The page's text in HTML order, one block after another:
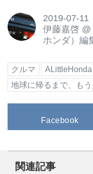
2019-07-11
伊藤嘉啓 @
ホンダ）編
クルマ ALittleHonda
地球に帰るまで、もう
Facebook
関連記事